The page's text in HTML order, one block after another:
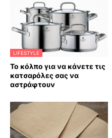
LIFESTYLE
Το κόλπο για να κάνετε τις
κατσαρόλες σας να
αστράφτουν